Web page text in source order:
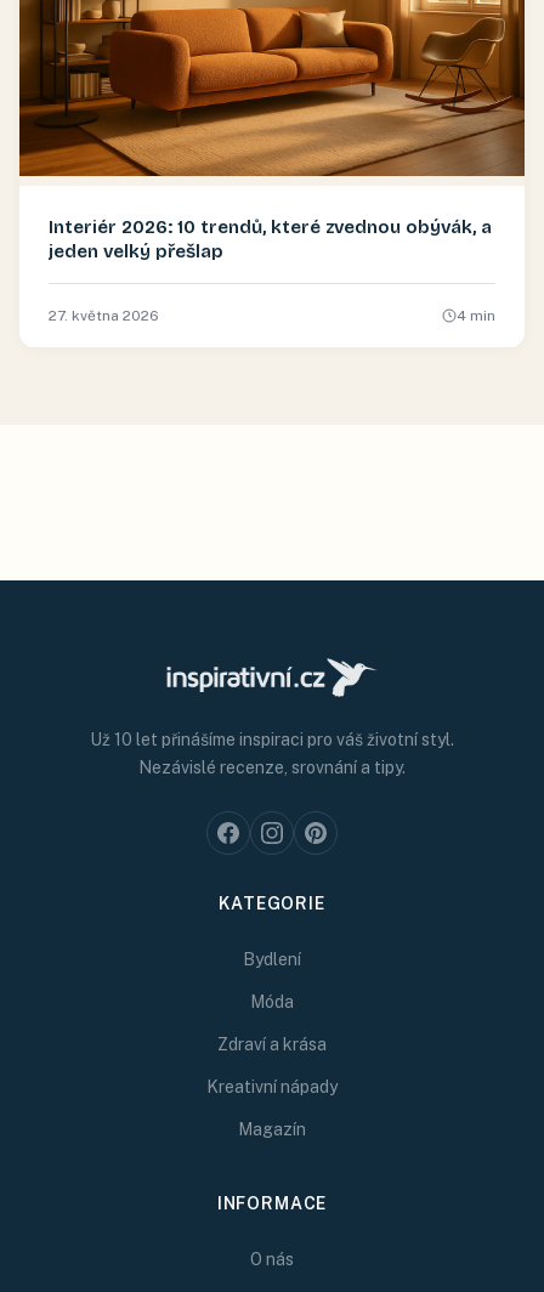
Interiér 2026: 10 trendů, které zvednou obývák, a
jeden velký přešlap
27. května 2026 4 min
Už 10 let přinášíme inspiraci pro váš životní styl.
Nezávislé recenze, srovnání a tipy.
KATEGORIE
Bydlení
Móda
Zdraví a krása
Kreativní nápady
Magazín
INFORMACE
O nás